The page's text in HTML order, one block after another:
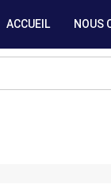
ACCUEIL NOUS